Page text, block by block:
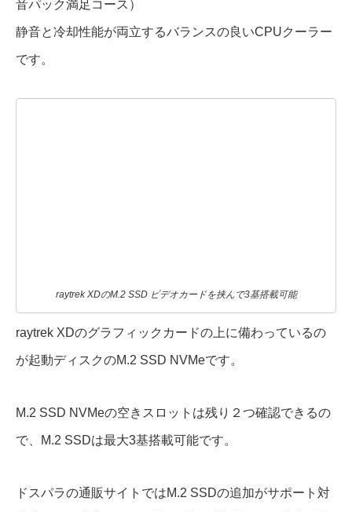
音パック満足コース）
静音と冷却性能が両立するバランスの良いCPUクーラー
です。
raytrek XDのM.2 SSD ビデオカードを挟んで3基搭載可能
raytrek XDのグラフィックカードの上に備わっているの
が起動ディスクのM.2 SSD NVMeです。
M.2 SSD NVMeの空きスロットは残り２つ確認できるの
で、M.2 SSDは最大3基搭載可能です。
ドスパラの通販サイトではM.2 SSDの追加がサポート対